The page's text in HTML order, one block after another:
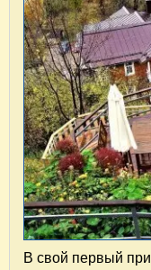
В свой первый